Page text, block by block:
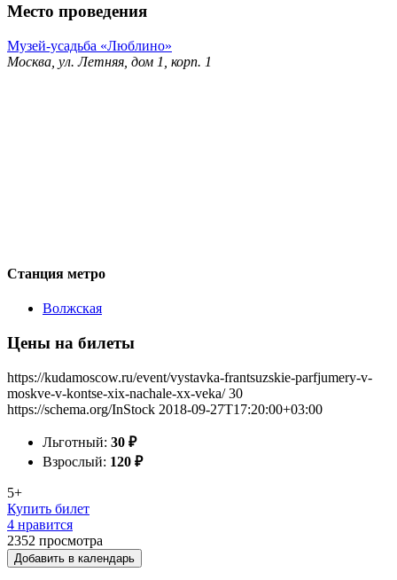
Место проведения
Музей-усадьба «Люблино»
Москва, ул. Летняя, дом 1, корп. 1
Станция метро
Волжская
Цены на билеты
https://kudamoscow.ru/event/vystavka-frantsuzskie-parfjumery-v-
moskve-v-kontse-xix-nachale-xx-veka/ 30
https://schema.org/InStock 2018-09-27T17:20:00+03:00
Льготный: 30 ₽
Взрослый: 120 ₽
5+
Купить билет
4 нравится
2352 просмотра
Добавить в календарь